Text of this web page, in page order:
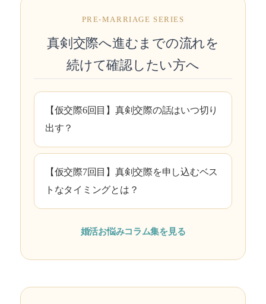
PRE-MARRIAGE SERIES
真剣交際へ進むまでの流れを
続けて確認したい方へ
【仮交際6回目】真剣交際の話はいつ切り
出す？
【仮交際7回目】真剣交際を申し込むベス
トなタイミングとは？
婚活お悩みコラム集を見る